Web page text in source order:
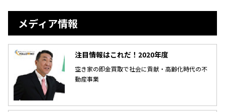
メディア情報
注目情報はこれだ！2020年度
空き家の即金買取で社会に貢献・高齢化時代の不
動産事業